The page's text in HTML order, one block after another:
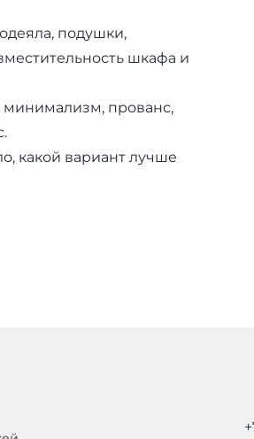
подушки,
шкафа и
минимализм, прованс,
какой вариант лучше